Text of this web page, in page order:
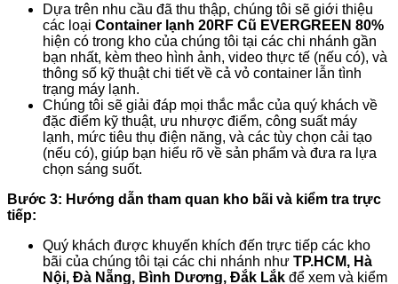
Dựa trên nhu cầu đã thu thập, chúng tôi sẽ giới thiệu
các loại Container lạnh 20RF Cũ EVERGREEN 80%
hiện có trong kho của chúng tôi tại các chi nhánh gần
bạn nhất, kèm theo hình ảnh, video thực tế (nếu có), và
thông số kỹ thuật chi tiết về cả vỏ container lẫn tình
trạng máy lạnh.
Chúng tôi sẽ giải đáp mọi thắc mắc của quý khách về
đặc điểm kỹ thuật, ưu nhược điểm, công suất máy
lạnh, mức tiêu thụ điện năng, và các tùy chọn cải tạo
(nếu có), giúp bạn hiểu rõ về sản phẩm và đưa ra lựa
chọn sáng suốt.
Bước 3: Hướng dẫn tham quan kho bãi và kiểm tra trực
tiếp:
Quý khách được khuyến khích đến trực tiếp các kho
bãi của chúng tôi tại các chi nhánh như TP.HCM, Hà
Nội, Đà Nẵng, Bình Dương, Đắk Lắk để xem và kiểm